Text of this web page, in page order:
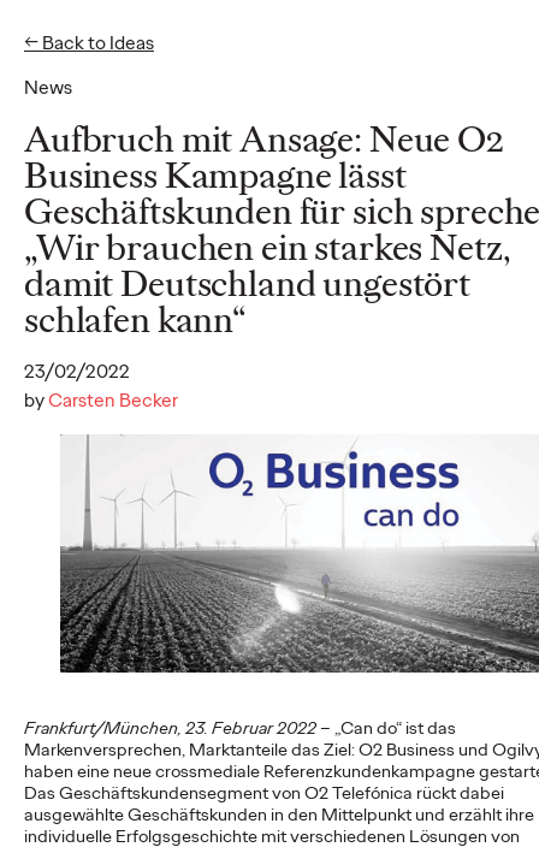
News
← Back to Ideas
Aufbruch mit Ansage: Neue O2
Business Kampagne lässt
Geschäftskunden für sich
„Wir brauchen ein starkes Netz,
damit Deutschland ungestört
schlafen kann“
23/02/2022
byCarsten Becker
Frankfurt/München, 23. Februar 2022 – „Can do“ ist das
Markenversprechen, Marktanteile das Ziel: O2 Business und
haben eine neue crossmediale Referenzkundenkampagne
Das Geschäftskundensegment von O2Telefónica rückt dabei
ausgewählte Geschäftskunden in den Mittelpunkt und erzählt ihre
individuelle Erfolgsgeschichte mit verschiedenen Lösungen von
Ideas
NEWS
Social.Lab stellt mit
neuer Führungsspitze
die Weichen für
weiteres Wachstum
17/06/2026
Als klares Zeichen für die dynamische Entwicklung stellt
Social.Lab, die zur Ogilvy Group Germany gehörende Social-
First-Agentur, die Weichen für die…
More→
NEWS
sein: DB und Ogilvy
bewerben günstiges